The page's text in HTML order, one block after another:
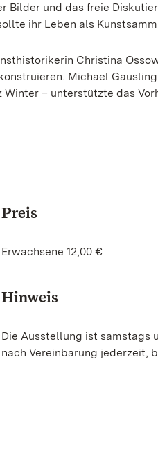
Bilder und das freie
ihr Leben als
Christina
Michael
– unterstützte das
Preis
Erwachsene 12,00 €
Hinweis
Die Ausstellung ist samstags
nach Vereinbarung jederzeit,